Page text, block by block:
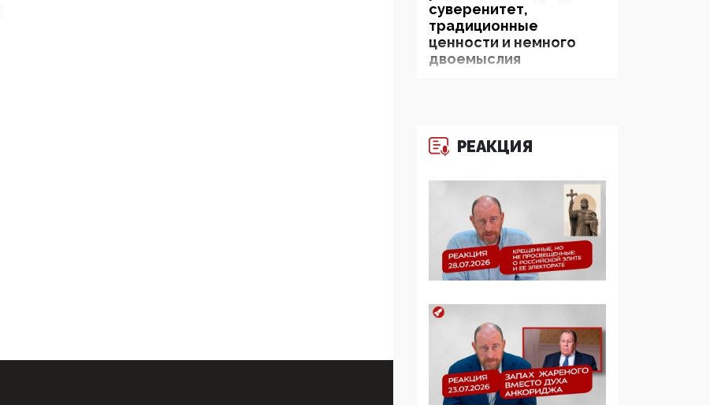
суверенитет,
традиционные
ценности и немного
двоемыслия
увидела
экстремистскую
ЮНЕСКО в России, но
цифроглобалисты
продолжают
определять повестку в
образовании
5G за счет здоровья
граждан: Минцифры
намерено отобрать у
регионов и
муниципалитетов право
защищать жилые дома
РЕАКЦИЯ